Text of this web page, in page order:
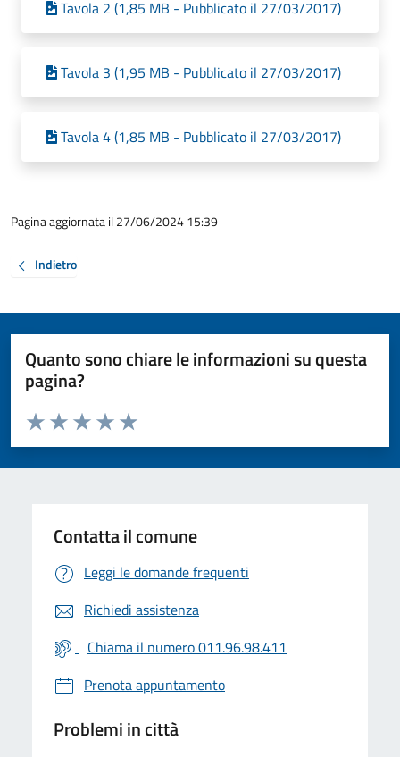
Tavola 2 (1,85 MB - Pubblicato il 27/03/2017)
Tavola 3 (1,95 MB - Pubblicato il 27/03/2017)
Tavola 4 (1,85 MB - Pubblicato il 27/03/2017)
Pagina aggiornata il 27/06/2024 15:39
Indietro
Quanto sono chiare le informazioni su questa
pagina?
Valuta da 1 a 5 stelle la pagina
Valuta 5 stelle su 5
Valuta 4 stelle su 5
Valuta 3 stelle su 5
Valuta 2 stelle su 5
Valuta 1 stelle su 5
Contatta il comune
Leggi le domande frequenti
Richiedi assistenza
Chiama il numero 011.96.98.411
Prenota appuntamento
Problemi in città